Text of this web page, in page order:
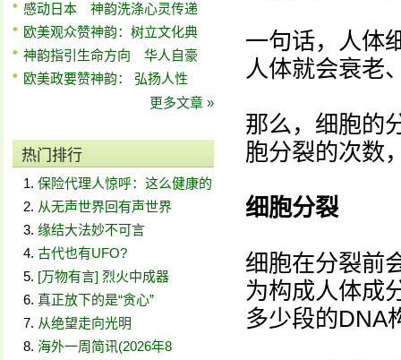
感动日本 神韵洗涤心灵传递
欧美观众赞神韵：树立文化典
神韵指引生命方向 华人自豪
欧美政要赞神韵： 弘扬人性
更多文章 »
热门排行
保险代理人惊呼：这么健康的
从无声世界回有声世界
缘结大法妙不可言
古代也有UFO?
[万物有言] 烈火中成器
真正放下的是“贪心”
从绝望走向光明
海外一周简讯(2026年8
一句话，人体
人体就会衰老
那么，细胞的
胞分裂的次数
细胞分裂
细胞在分裂前
为构成人体成
多少段的DNA